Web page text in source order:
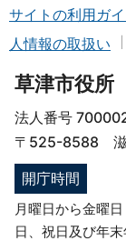
サイトの利用ガ
人情報の取扱い
草津市役所
法人番号
〒525-8588 滋
開庁時間
月曜日から金曜
日、祝日及び年末